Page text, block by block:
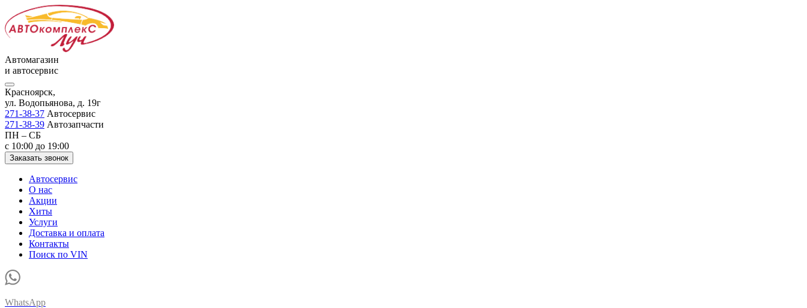
Автомагазин
и автосервис
Красноярск,
ул. Водопьянова, д. 19г
271-38-37 Автосервис
271-38-39 Автозапчасти
ПН – СБ
с 10:00 до 19:00
Заказать звонок
Автосервис
О нас
Акции
Хиты
Услуги
Доставка и оплата
Контакты
Поиск по VIN
WhatsApp